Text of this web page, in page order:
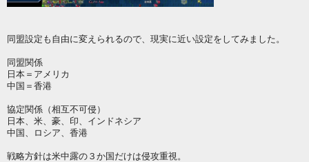
同盟設定も自由に変えられるので、現実に近い設定をしてみました。
同盟関係
日本＝アメリカ
中国＝香港
協定関係（相互不可侵）
日本、米、豪、印、インドネシア
中国、ロシア、香港
戦略方針は米中露の３か国だけは侵攻重視。